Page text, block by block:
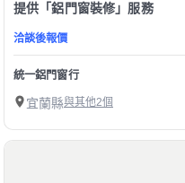
提供「鋁門窗裝修」服務
洽談後報價
統一鋁門窗行
宜蘭縣與其他2個